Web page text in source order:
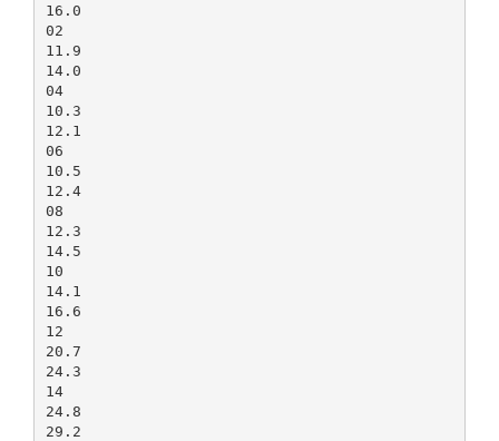
16.0
02
11.9
14.0
04
10.3
12.1
06
10.5
12.4
08
12.3
14.5
10
14.1
16.6
12
20.7
24.3
14
24.8
29.2